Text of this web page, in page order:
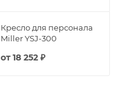
Кресло для персонала
Miller YSJ-300
от18 252 ₽